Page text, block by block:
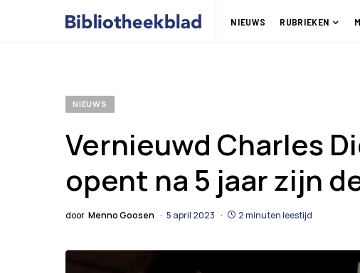
NIEUWS RUBRIEKEN
NIEUWS
Vernieuwd Charles
opent na 5 jaar zijn
door Menno Goosen 5 april 2023 2 minuten leestijd